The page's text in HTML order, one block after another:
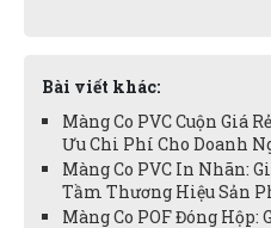
Bài viết khác:
Màng Co PVC Cuộn Giá
Ưu Chi Phí Cho Doanh
Màng Co PVC In Nhãn:
Tầm Thương Hiệu Sản
Màng Co POF Đóng